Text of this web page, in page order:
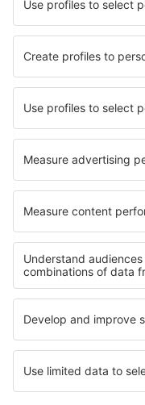
Die besten Hotels -
Hotels in Baishan
Hotels in Lieusaint
Hotels in Dillingen an der
Hotels Rauamelur
Die besten Hotels -
Hotels in Flanders
Hotels in Bad Mittendorf
Hotels in Nationalpark
Hotels auf Chrudimsko -